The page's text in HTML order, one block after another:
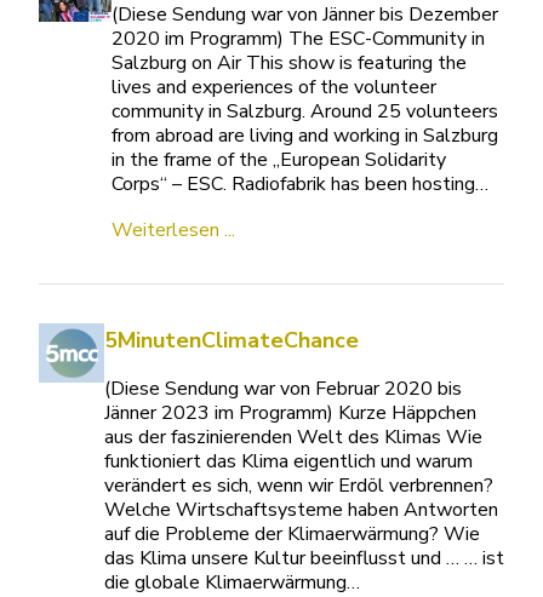
(Diese Sendung war von Jänner bis Dezember
2020 im Programm) The ESC-Community in
Salzburg on Air This show is featuring the
lives and experiences of the volunteer
community in Salzburg. Around 25 volunteers
from abroad are living and working in Salzburg
in the frame of the „European Solidarity
Corps“ – ESC. Radiofabrik has been hosting…
Weiterlesen ...
5MinutenClimateChance
(Diese Sendung war von Februar 2020 bis
Jänner 2023 im Programm) Kurze Häppchen
aus der faszinierenden Welt des Klimas Wie
funktioniert das Klima eigentlich und warum
verändert es sich, wenn wir Erdöl verbrennen?
Welche Wirtschaftsysteme haben Antworten
auf die Probleme der Klimaerwärmung? Wie
das Klima unsere Kultur beeinflusst und … … ist
die globale Klimaerwärmung…